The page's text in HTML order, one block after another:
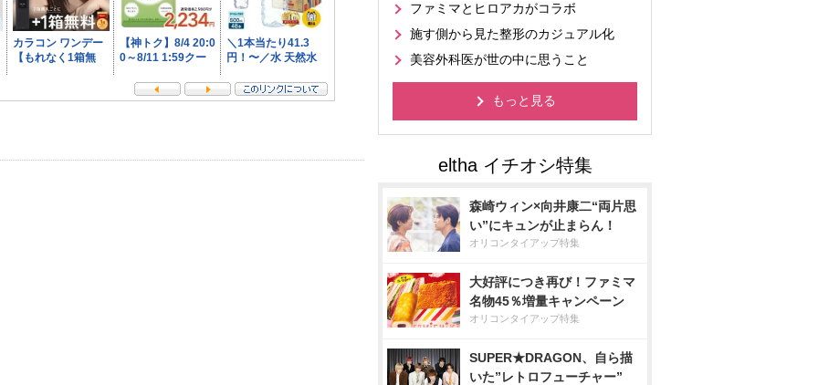
ファミマとヒロアカがコラボ
施す側から見た整形のカジュアル化
美容外科医が世の中に思うこと
もっと見る
森崎ウィン×向井康二“両片思
い”にキュンが止まらん！
オリコンタイアップ特集
大好評につき再び！ファミマ
名物45％増量キャンペーン
オリコンタイアップ特集
SUPER★DRAGON、自ら描
いた”レトロフューチャー”